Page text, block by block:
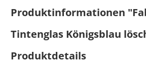
Produktinformationen
Tintenglas Königsblau
Produktdetails